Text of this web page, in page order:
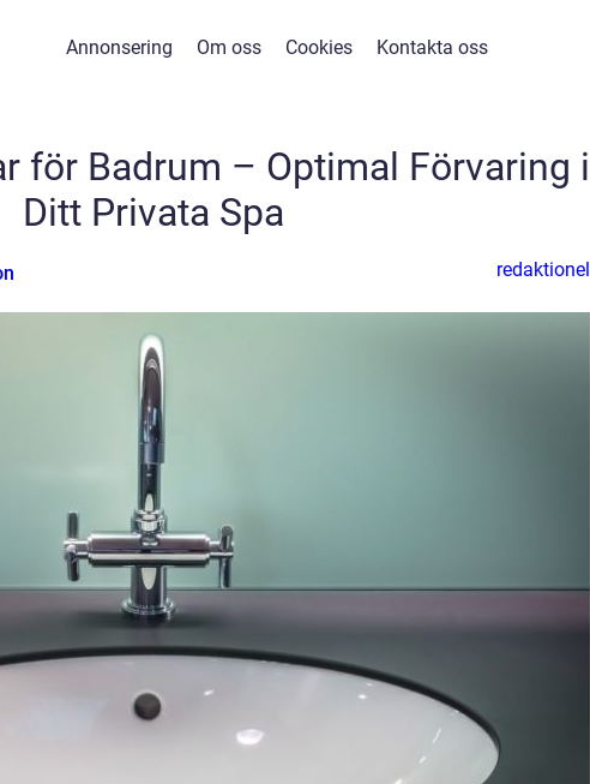
Annonsering Om oss Cookies Kontakta oss
för Badrum – Optimal Förvaring i
Ditt Privata Spa
redaktionel